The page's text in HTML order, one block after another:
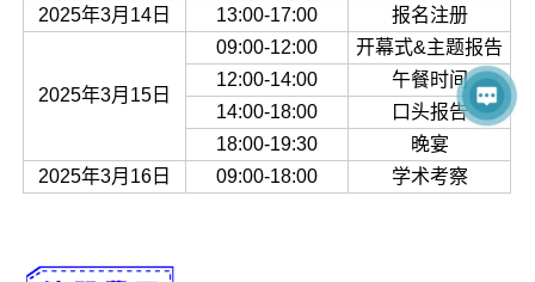
2025年3月14日
13:00-17:00 报名注册
2025年3月15日
09:00-12:00
开幕式&主题报告
12:00-14:00
午餐时间
14:00-18:00
口头报告
18:00-19:30
晚宴
2025年3月16日
09:00-18:00 学术考察